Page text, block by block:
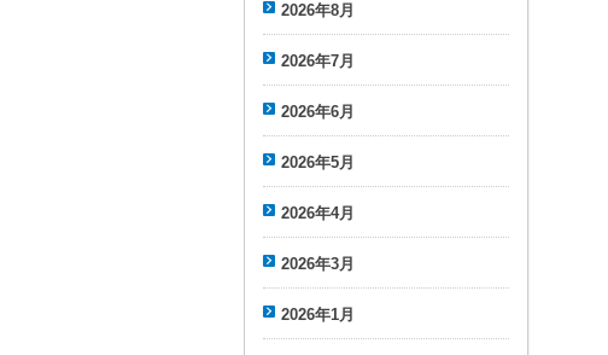
2026年8月
2026年7月
2026年6月
2026年5月
2026年4月
2026年3月
2026年1月